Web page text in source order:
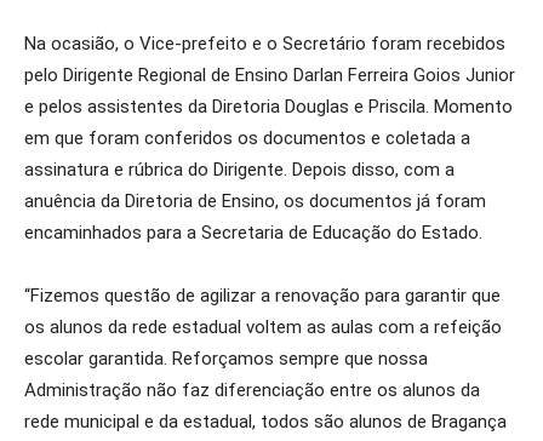
Na ocasião, o Vice-prefeito e o Secretário foram recebidos
pelo Dirigente Regional de Ensino Darlan Ferreira Goios Junior
e pelos assistentes da Diretoria Douglas e Priscila. Momento
em que foram conferidos os documentos e coletada a
assinatura e rúbrica do Dirigente. Depois disso, com a
anuência da Diretoria de Ensino, os documentos já foram
encaminhados para a Secretaria de Educação do Estado.
“Fizemos questão de agilizar a renovação para garantir que
os alunos da rede estadual voltem as aulas com a refeição
escolar garantida. Reforçamos sempre que nossa
Administração não faz diferenciação entre os alunos da
rede municipal e da estadual, todos são alunos de Bragança